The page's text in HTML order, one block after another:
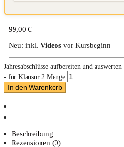
99,00 €
Neu: inkl. Videos vor Kursbeginn
Jahresabschlüsse aufbereiten und
- für Klausur 2 Menge
In den Warenkorb
Beschreibung
Rezensionen (0)